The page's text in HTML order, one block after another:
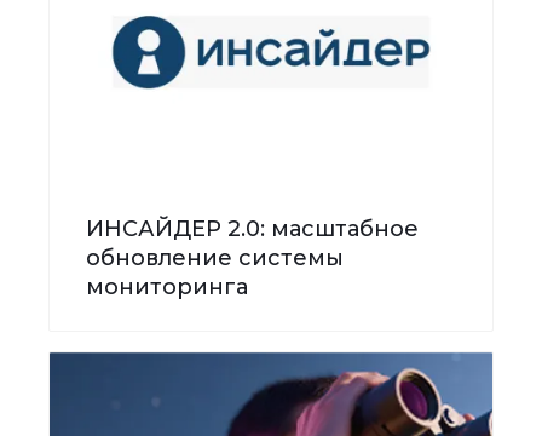
ИНСАЙДЕР 2.0: масштабное
обновление системы
мониторинга